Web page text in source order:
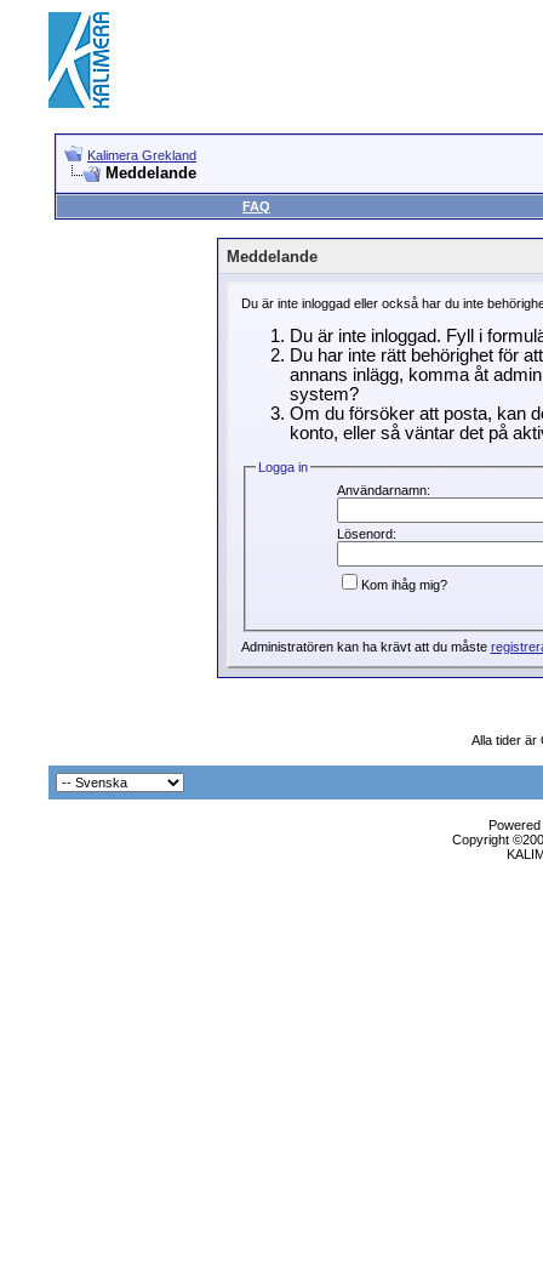
Kalimera Grekland
Meddelande
FAQ
Meddelande
Du är inte inloggad eller också har du inte
Du är inte inloggad. Fyll i
Du har inte rätt behörighet för
annans inlägg, komma åt
system?
Om du försöker att posta, kan
konto, eller så väntar det på
Logga in
Användarnamn:
Lösenord:
Kom ihåg mig?
Administratören kan ha krävt att du måste
Alla tider är
Copyright